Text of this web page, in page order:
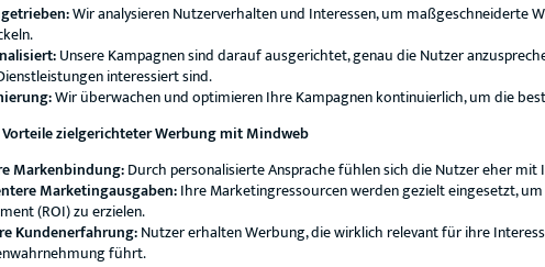
Wir analysieren Nutzerverhalten und Interessen, um maßgeschneiderte
Unsere Kampagnen sind darauf ausgerichtet, genau die Nutzer
interessiert sind.
Wir überwachen und optimieren Ihre Kampagnen kontinuierlich, um die
zielgerichteter Werbung mit Mindweb
Markenbindung:Durch personalisierte Ansprache fühlen sich die Nutzer eher
Marketingausgaben:Ihre Marketingressourcen werden gezielt eingesetzt,
(ROI) zu erzielen.
Kundenerfahrung:Nutzer erhalten Werbung, die wirklich relevant für ihre
führt.